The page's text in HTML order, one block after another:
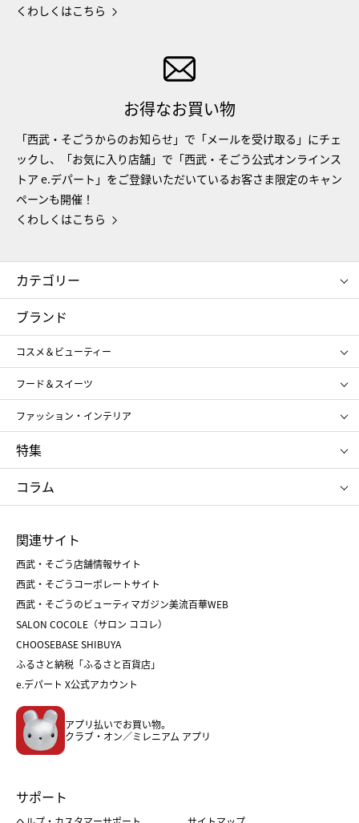
くわしくはこちら
お得なお買い物
「西武・そごうからのお知らせ」で「メールを受け取る」にチェ
ックし、「お気に入り店舗」で「西武・そごう公式オンラインス
トア e.デパート」をご登録いただいているお客さま限定のキャン
ペーンも開催！
くわしくはこちら
カテゴリー
コスメ＆ビューティー
ギフト
レディース
メンズ
スポーツ・アウトドア
お中元
お歳暮
ブランド
コスメ＆ビューティー
SHISEIDO
ポール&ジョー ボーテ
ジルスチュアート
NARS
RMK
クリニーク
SK-Ⅱ
フード＆スイーツ
アンリ・シャルパンティエ
ゴディバ
新宿高野
たねや
ねんりん家
ファッション・インテリア
ポロ ラルフ ローレン
タケオ キクチ
ママ＆キッズ
シュタイフ
特集
お中元
ひな人形
五月人形
父の日
クリスマスケーキ
ホワイトデー
コラム
菓子折り
和菓子
人気のギフト
バレンタイン
ホワイトデー
おせち
フード
ホーム・キッチン＆アート
関連サイト
西武・そごう店舗情報サイト
西武・そごうコーポレートサイト
西武・そごうのビューティマガジン美流百華WEB
SALON COCOLE（サロン ココレ）
CHOOSEBASE SHIBUYA
ふるさと納税「ふるさと百貨店」
e.デパート X公式アカウント
アプリ払いでお買い物。
クラブ・オン／ミレニアム アプリ
サポート